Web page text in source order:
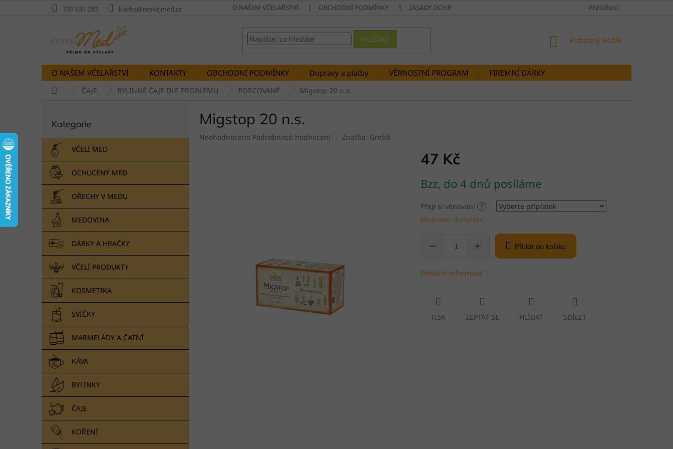
731 631 280 klarka@ceskejmed.cz O NAŠEM VČELAŘSTVÍ OBCHODNÍ PODMÍNKY ZÁSADY OCHRANY OSOBNÍCH ÚDAJŮ DOPRAVY A PLATBYPřihlášení
HLEDAT
NÁKUPNÍ
Prázdný košík
O NAŠEM VČELAŘSTVÍ KONTAKTY OBCHODNÍ PODMÍNKY Dopravy a platby VĚRNOSTNÍ PROGRAM FIREMNÍ DÁRKY
ČAJE BYLINNÉ ČAJE DLE PROBLÉMU PORCOVANÉ Migstop 20 n.s.
t
a
n
p
kategorie
Kategorie
VČELÍ MED
OCHUCENÝ MED
OŘECHY V MEDU
MEDOVINA
DÁRKY A HRAČKY
VČELÍ PRODUKTY
KOSMETIKA
SVÍČKY
MARMELÁDY A ČATNÍ
KÁVA
BYLINKY
ČAJE
KOŘENÍ
Migstop 20 n.s.
Průměrné
Neohodnoceno Podrobnosti hodnocení Značka: Grešík
47 Kč
cena:
Bzz, do 4 dnů posíláme
Přeji si věnování ?
Možnosti doručení
Přidat do košíku
Detailní informace
TISK ZEPTAT SE HLÍDAT SDÍLET